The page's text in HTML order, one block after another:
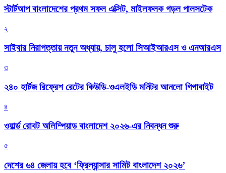
স্টার্টআপ বাংলাদেশের প্রথম সফল এক্সিট, মাইলফলক গড়ল পালসটেক
২
সাইবার নিরাপত্তায় নতুন অধ্যায়, চালু হলো সিআইআরএস ও এনআরএস
৩
২৪০ হার্টজ রিফ্রেশ রেটের কিউডি-ওএলইডি মনিটর আনলো গিগাবাইট
৪
ওয়ার্ল্ড রোবট অলিম্পিয়াড বাংলাদেশ ২০২৬-এর নিবন্ধন শুরু
৫
দেশের ৬৪ জেলায় হবে ‘ফ্রিল্যান্সার সামিট বাংলাদেশ ২০২৬’